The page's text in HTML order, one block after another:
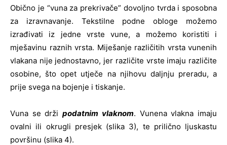
Obično je “vuna za prekrivače” dovoljno tvrda i sposobna
za izravnavanje. Tekstilne podne obloge možemo
izrađivati iz jedne vrste vune, a možemo koristiti i
mješavinu raznih vrsta. Miješanje različitih vrsta vunenih
vlakana nije jednostavno, jer različite vrste imaju različite
osobine, što opet utječe na njihovu daljnju preradu, a
prije svega na bojenje i tiskanje.
Vuna se držipodatnim vlaknom. Vunena vlakna imaju
ovalni ili okrugli presjek (slika 3), te prilično ljuskastu
površinu (slika 4).